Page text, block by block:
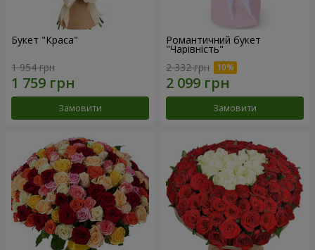
Букет "Краса"
1 954 грн
Замовити
Романтичний букет
"Чарівність"
2 332 грн
Замовити